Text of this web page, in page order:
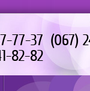
77-37 (067)
82-82